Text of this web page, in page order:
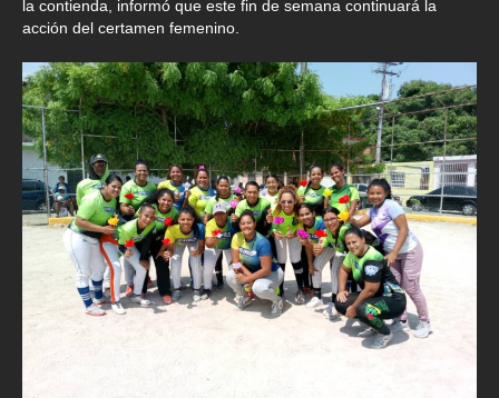
la contienda, informó que este fin de semana continuará la
acción del certamen femenino.